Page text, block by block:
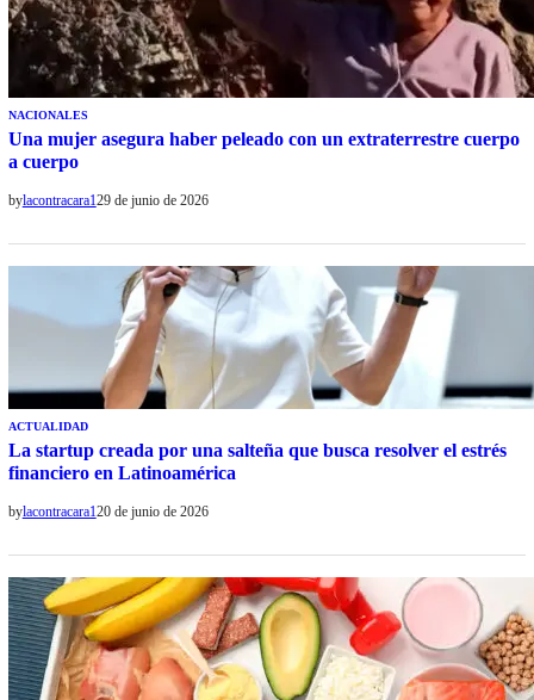
NACIONALES
Una mujer asegura haber peleado con un extraterrestre cuerpo
a cuerpo
bylacontracara129 de junio de 2026
ACTUALIDAD
La startup creada por una salteña que busca resolver el estrés
financiero en Latinoamérica
bylacontracara120 de junio de 2026